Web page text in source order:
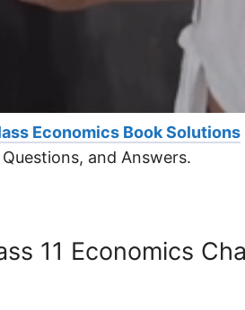
Economics Book Solutions
Questions, and Answers.
11 Economics